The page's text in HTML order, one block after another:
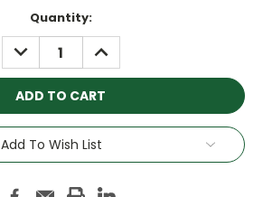
Quantity:
DECREASE
QUANTITY:
INCREASE
QUANTITY:
Add To Wish List